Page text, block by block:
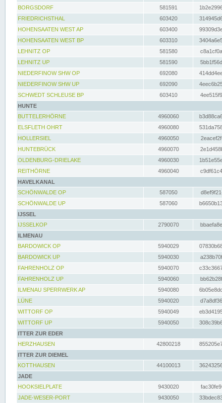
BORGSDORF
581591
FRIEDRICHSTHAL
603420
HOHENSAATEN WEST AP
603400
HOHENSAATEN WEST BP
603310
LEHNITZ OP
581580
LEHNITZ UP
581590
NIEDERFINOW SHW OP
692080
NIEDERFINOW SHW UP
692090
SCHWEDT SCHLEUSE BP
603410
HUNTE
BUTTELERHÖRNE
4960060
ELSFLETH OHRT
4960080
HOLLERSIEL
4960050
HUNTEBRÜCK
4960070
OLDENBURG-DRIELAKE
4960030
REITHÖRNE
4960040
HAVELKANAL
SCHÖNWALDE OP
587050
SCHÖNWALDE UP
587060
IJSSEL
IJSSELKOP
2790070
ILMENAU
BARDOWICK OP
5940029
BARDOWICK UP
5940030
FAHRENHOLZ OP
5940070
FAHRENHOLZ UP
5940060
ILMENAU SPERRWERK AP
5940080
LÜNE
5940020
WITTORF OP
5940049
WITTORF UP
5940050
ITTER ZUR EDER
HERZHAUSEN
42800218
ITTER ZUR DIEMEL
KOTTHAUSEN
44100013
JADE
HOOKSIELPLATE
9430020
JADE-WESER-PORT
9430050